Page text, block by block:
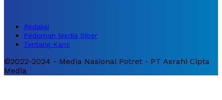
Redaksi
Pedoman Media Siber
Tentang Kami
©2022-2024 - Media Nasional Potret - PT Asrahi Cipta
Media